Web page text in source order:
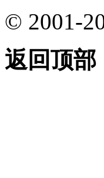
© 2001-
返回顶部